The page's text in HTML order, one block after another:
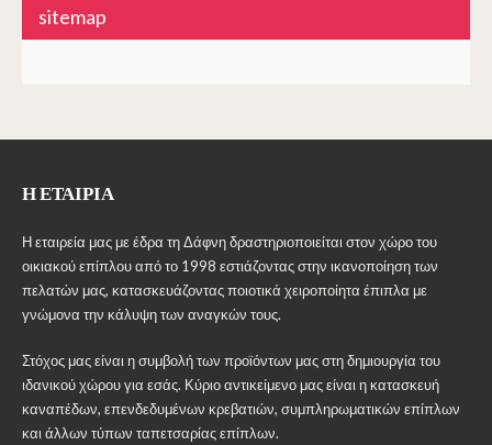
sitemap
Η ΕΤΑΙΡΊΑ
Η εταιρεία μας με έδρα τη Δάφνη δραστηριοποιείται στον χώρο του
οικιακού επίπλου από το 1998 εστιάζοντας στην ικανοποίηση των
πελατών μας, κατασκευάζοντας ποιοτικά χειροποίητα έπιπλα με
γνώμονα την κάλυψη των αναγκών τους.
Στόχος μας είναι η συμβολή των προϊόντων μας στη δημιουργία του
ιδανικού χώρου για εσάς. Κύριο αντικείμενο μας είναι η κατασκευή
καναπέδων, επενδεδυμένων κρεβατιών, συμπληρωματικών επίπλων
και άλλων τύπων ταπετσαρίας επίπλων.